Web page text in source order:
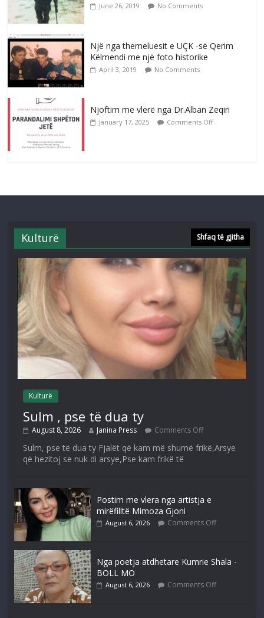
June 26, 2019 No Comments
Një nga themeluesit e UÇK -së Qerim
Këlmendi me një foto historike
April 3, 2019 No Comments
Njoftim me vlerë nga Dr.Alban Zeqiri
January 17, 2025 Comments Off
Kulturë Shfaq të gjitha
Kulturë
Sulm , pse të dua ty
August 8, 2026 Janina Press Comments Off
Sulm, pse të dua ty Fjalët që kam më shumë frikë,Arsye
që hezitoj se nuk di arsye,Pse kam frikë të
Postim me vlera nga artistja e
mirëfilltë Mimoza Gjoni
August 6, 2026 Comments Off
Nga poetja atdhetare Kumrie Shala -
BOLL MO
August 6, 2026 Comments Off